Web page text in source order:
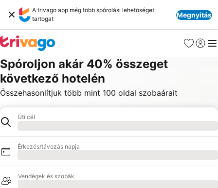
A trivago app még több spórolási lehetőséget
tartogat
Megnyitás
Kedvencek
Spóroljon akár 40% összeget
következő hotelén
Összehasonlítjuk több mint 100 oldal szobaárait
Hotel
Úti cél
Érkezés/távozás napja
Vendégek és szobák